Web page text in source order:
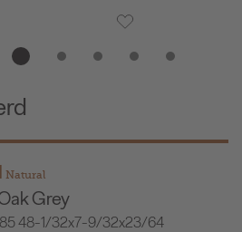
Natural
Grey
48-1/32x7-9/32x23/64